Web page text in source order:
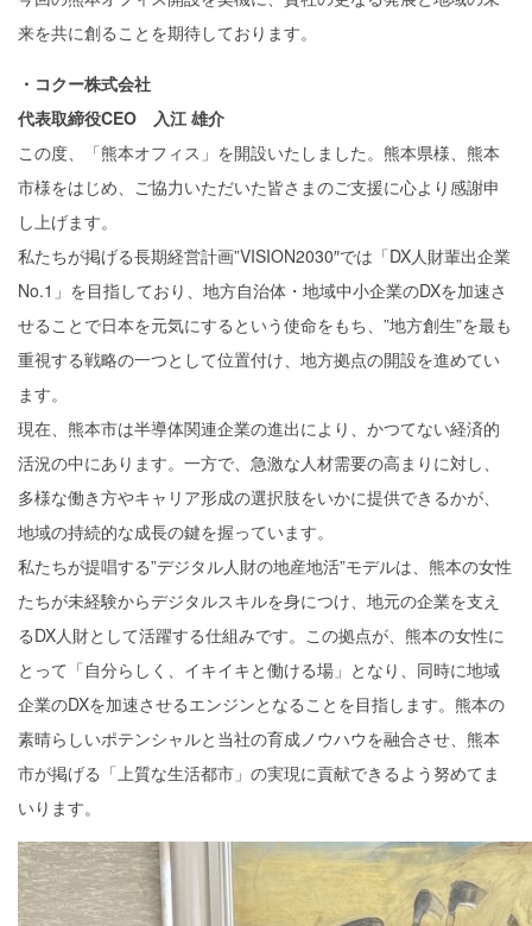
来を共に創ることを期待しております。
・コクー株式会社
代表取締役CEO 入江 雄介
この度、「熊本オフィス」を開設いたしました。熊本県様、熊本
市様をはじめ、ご協力いただいた皆さまのご支援に心より感謝申
し上げます。
私たちが掲げる長期経営計画”VISION2030″では「DX人財輩出企業
No.1」を目指しており、地方自治体・地域中小企業のDXを加速さ
せることで日本を元気にするという使命をもち、”地方創生”を最も
重視する戦略の一つとして位置付け、地方拠点の開設を進めてい
ます。
現在、熊本市は半導体関連企業の進出により、かつてない経済的
活況の中にあります。一方で、急激な人材需要の高まりに対し、
多様な働き方やキャリア形成の選択肢をいかに提供できるかが、
地域の持続的な成長の鍵を握っています。
私たちが提唱する”デジタル人財の地産地活”モデルは、熊本の女性
たちが未経験からデジタルスキルを身につけ、地元の企業を支え
るDX人財として活躍する仕組みです。この拠点が、熊本の女性に
とって「自分らしく、イキイキと働ける場」となり、同時に地域
企業のDXを加速させるエンジンとなることを目指します。熊本の
素晴らしいポテンシャルと当社の育成ノウハウを融合させ、熊本
市が掲げる「上質な生活都市」の実現に貢献できるよう努めてま
いります。